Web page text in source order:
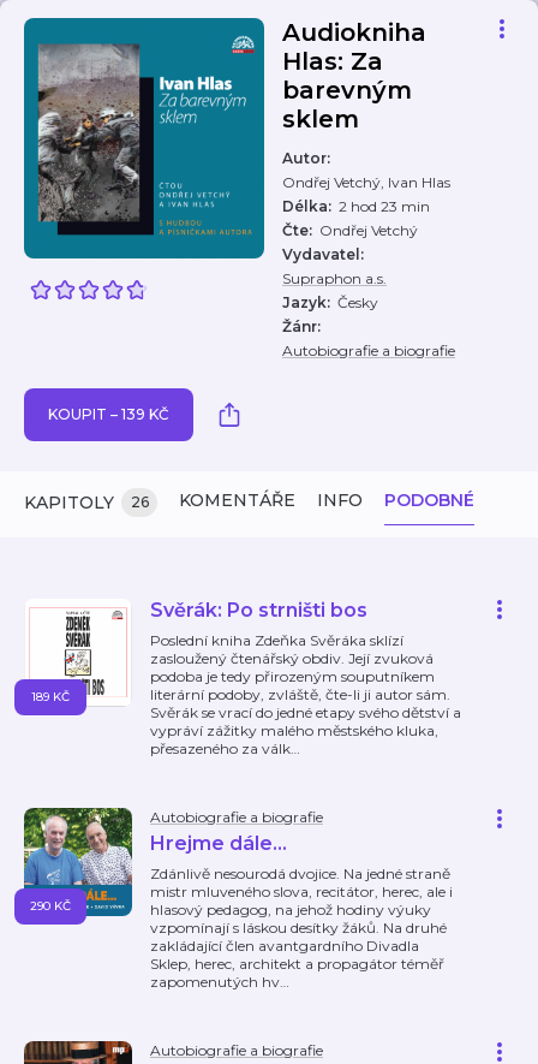
Audiokniha
Hlas: Za
barevným
sklem
Autor:
Ondřej Vetchý, Ivan Hlas
Délka: 2 hod 23 min
Čte: Ondřej Vetchý
Vydavatel :
Supraphon a.s.
Jazyk: Česky
Žánr:
Autobiografie a biografie
KOUPIT – 139 KČ
KAPITOLY 26 KOMENTÁŘE INFO PODOBNÉ
Svěrák: Po strništi bos
Poslední kniha Zdeňka Svěráka sklízí
zasloužený čtenářský obdiv. Její zvuková
podoba je tedy přirozeným souputníkem
literární podoby, zvláště, čte-li ji autor sám.
Svěrák se vrací do jedné etapy svého dětství a
vypráví zážitky malého městského kluka,
přesazeného za válk…
189 KČ
Autobiografie a biografie
Hrejme dále…
Zdánlivě nesourodá dvojice. Na jedné straně
mistr mluveného slova, recitátor, herec, ale i
hlasový pedagog, na jehož hodiny výuky
vzpomínají s láskou desítky žáků. Na druhé
zakládající člen avantgardního Divadla
Sklep, herec, architekt a propagátor téměř
zapomenutých hv…
290 KČ
Autobiografie a biografie